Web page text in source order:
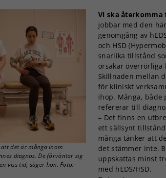
det är många inom
diagnos. De förväntar sig
viss tid, säger hon. Foto:
Vi ska återkomma
jobbar med den
genomgång av
och HSD
snarlika tillstånd
orsakar
Skillnaden mellan
för kliniskt
ihop. Många, både
refererar till
– Det finns en
ett sällsynt
många tänker att
det stämmer inte.
uppskattas minst
med hEDS/HSD.